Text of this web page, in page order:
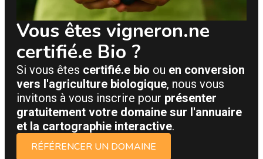
Vous êtes vigneron.ne
certifié.e Bio ?
Si vous êtes certifié.e bio ou en conversion
vers l'agriculture biologique, nous vous
invitons à vous inscrire pour présenter
gratuitement votre domaine sur l'annuaire
et la cartographie interactive.
RÉFÉRENCER UN DOMAINE